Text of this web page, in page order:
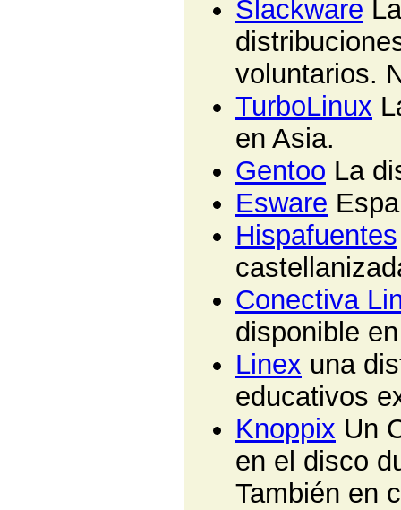
Slackware
voluntarios.
TurboLinux
en Asia.
Gentoo La
Esware
Hispafuentes
Conectiva
disponible
Linex una
educativos
Knoppix Un
en el disco
También en